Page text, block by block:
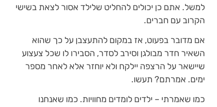
למשל. אתם כן יכולים להחליט שלילד אסור לצאת בשישי
הקרוב עם חברים.
אם מדובר בפעוט, אז במקום להתעצבן על כך שהוא
השאיר חדר מבולגן וסירב לסדר, הסבירו לו שכל צעצוע
שיישאר על הרצפה יילקח ולא יוחזר אלא לאחר מספר
ימים. אמרתם? תעשו.
כמו שאמרתי – ילדים לומדים מחוויות. כמו שאנחנו